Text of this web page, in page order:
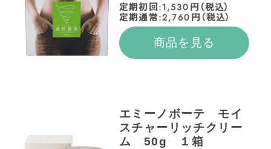
定期初回:1,530円（税込）
定期通常:2,760円（税込）
商品を見る
エミーノボーテ モイ
スチャーリッチクリー
ム 50g １箱